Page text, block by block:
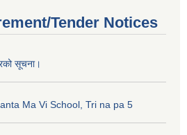
Tender Notices
सूचना।
Ma Vi School, Tri na pa 5